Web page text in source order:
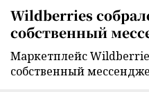
Wildberries
собственный
Маркетплейс
собственный